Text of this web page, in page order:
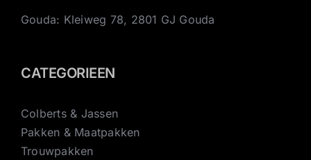
Gouda: Kleiweg 78, 2801 GJ Gouda
CATEGORIEEN
Colberts & Jassen
Pakken & Maatpakken
Trouwpakken